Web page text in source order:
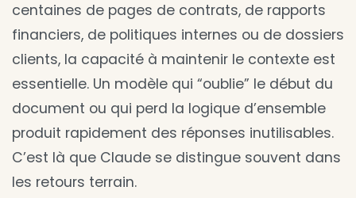
centaines de pages de contrats, de rapports
financiers, de politiques internes ou de dossiers
clients, la capacité à maintenir le contexte est
essentielle. Un modèle qui “oublie” le début du
document ou qui perd la logique d’ensemble
produit rapidement des réponses inutilisables.
C’est là que Claude se distingue souvent dans
les retours terrain.